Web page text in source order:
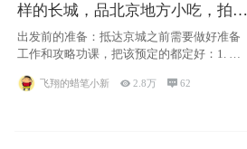
样的长城，品北京地方小吃，拍盘
古七星夜景！
出发前的准备：抵达京城之前需要做好准备
工作和攻略功课，把该预定的都定好：1. 酒
飞翔的蜡笔小新 2.8万 62